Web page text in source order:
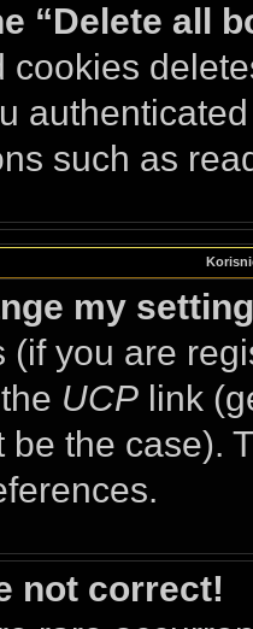
“Delete all
cookies
such as
my
(if you are
UCP link
be the case).
not correct!